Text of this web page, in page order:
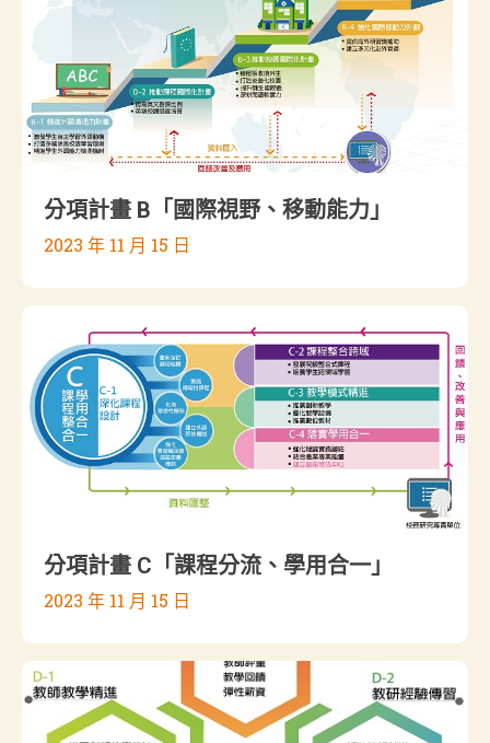
分項計畫 B「國際視野、移動能力」
2023 年 11 月 15 日
分項計畫 C「課程分流、學用合一」
2023 年 11 月 15 日